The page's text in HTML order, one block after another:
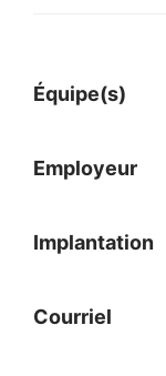
Équipe(s)
Employeur
Implantation
Courriel